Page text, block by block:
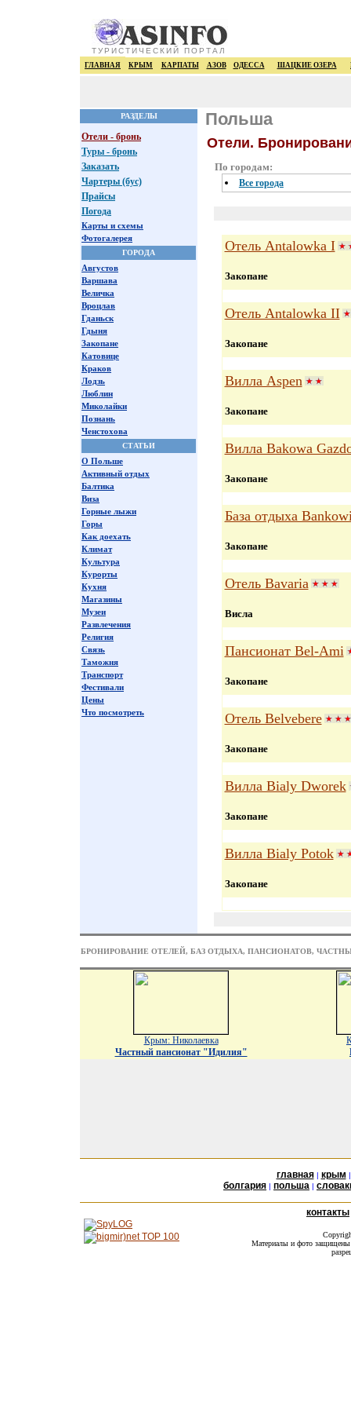
ТУРИСТИЧЕСКИЙ ПОРТАЛ
ГЛАВНАЯ КРЫМ КАРПАТЫ АЗОВ ОДЕССА ШАЦКИЕ ОЗЕРА
РАЗДЕЛЫ Польша
Отели - бронь
Туры - бронь
Заказать
Чартеры (бус)
Прайсы
Погода
Карты и схемы
Фотогалерея
ГОРОДА
Августов
Варшава
Величка
Вроцлав
Гданьск
Гдыня
Закопане
Катовице
Краков
Лодзь
Люблин
Миколайки
Познань
Ченстохова
СТАТЬИ
О Польше
Активный отдых
Балтика
Виза
Горные лыжи
Горы
Как доехать
Климат
Культура
Курорты
Кухня
Магазины
Музеи
Развлечения
Религия
Связь
Таможня
Транспорт
Фестивали
Цены
Что посмотреть
Отели.
По городам:
Все города
Отель Antalowka I
Закопане
Отель Antalowka II
Закопане
Вилла Aspen
Закопане
Вилла Bakowa
Закопане
База отдыха
Закопане
Отель Bavaria
Висла
Пансионат Bel-Ami
Закопане
Отель Belvebere
Закопане
Вилла Bialy Dworek
Закопане
Вилла Bialy Potok
Закопане
БРОНИРОВАНИЕ ОТЕЛЕЙ, БАЗ ОТДЫХА, ПАНСИОНАТОВ,
Крым: Николаевка
Частный пансионат "Идилия"
главная| крым
болгария | польша |
контакты
Материалы и фото защищены